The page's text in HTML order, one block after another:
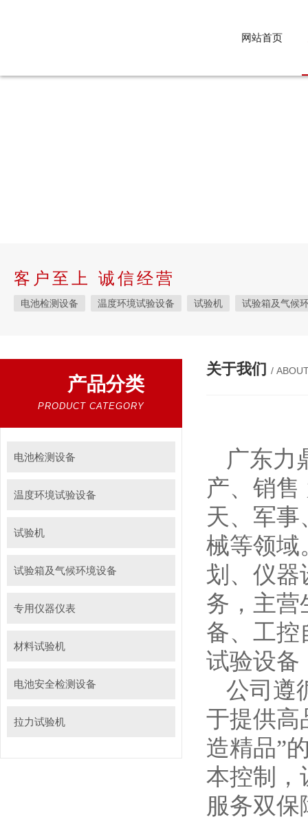
网站首页
客户至上 诚信经营
电池检测设备 温度环境试验设备 试验机 试验箱及气候
产品分类
PRODUCT CATEGORY
电池检测设备
温度环境试验设备
试验机
试验箱及气候环境设备
专用仪器仪表
材料试验机
电池安全检测设备
拉力试验机
关于我们 /
广东力
产、销售
天、军事
械等领域
划、仪器
务，主营
备、工控
试验设备
公司遵
于提供高
造精品”
本控制，
服务双